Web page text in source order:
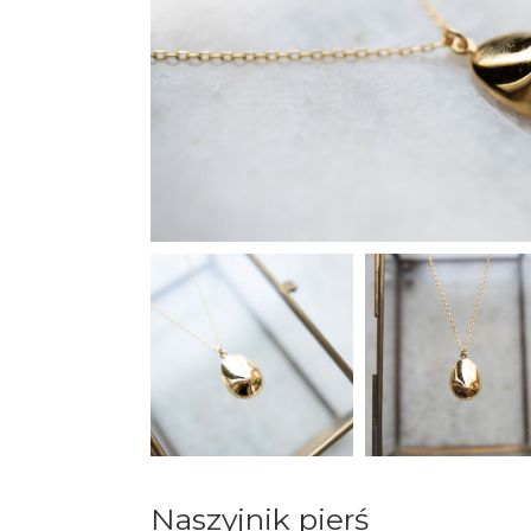
Naszyjnik pierś